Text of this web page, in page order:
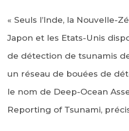
« Seuls l’Inde, la Nouvelle-
Japon et les Etats-Unis
de détection de tsunamis
un réseau de bouées de
le nom de Deep-Ocean
Reporting of Tsunami,